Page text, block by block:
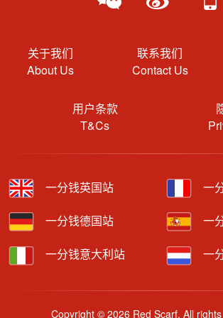
关于我们
About Us
联系我们
Contact Us
用户条款
T&Cs
一分钱英国站 一
一分钱德国站 一
一分钱意大利站 一
Copyright © 2026 Red Scarf. All